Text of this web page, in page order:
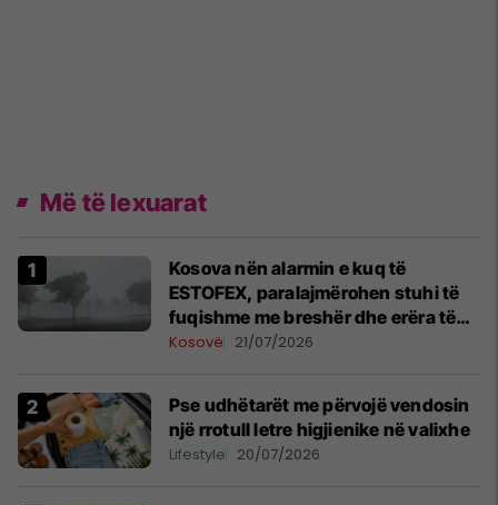
Më të lexuarat
Kosova nën alarmin e kuq të
ESTOFEX, paralajmërohen stuhi të
fuqishme me breshër dhe erëra të
forta
Kosovë 21/07/2026
Pse udhëtarët me përvojë vendosin
një rrotull letre higjienike në valixhe
Lifestyle 20/07/2026